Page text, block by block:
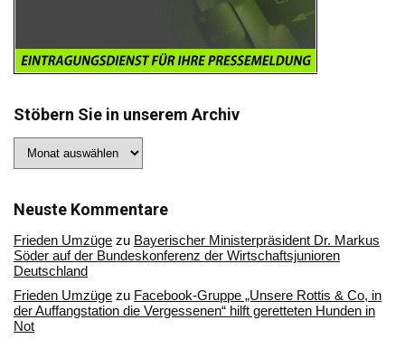
Stöbern Sie in unserem Archiv
Sie
Archiv
Neuste Kommentare
Frieden Umzüge zu Bayerischer Ministerpräsident Dr. Markus
Söder auf der Bundeskonferenz der Wirtschaftsjunioren
Deutschland
Frieden Umzüge zu Facebook-Gruppe „Unsere Rottis & Co, in
der Auffangstation die Vergessenen“ hilft geretteten Hunden in
Not